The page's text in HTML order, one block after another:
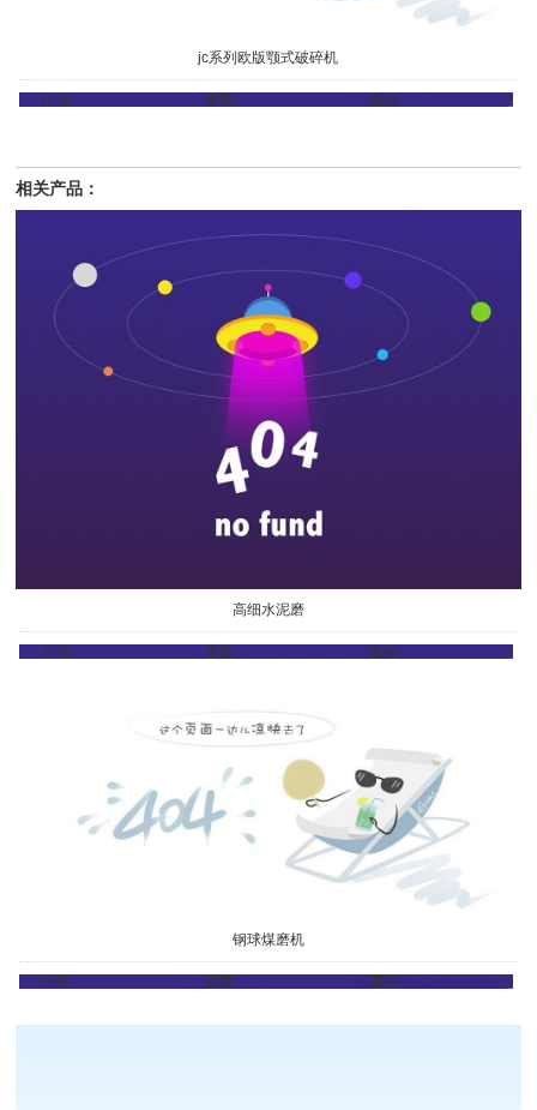
jc系列欧版颚式破碎机
介绍 参数 案例
相关产品：
高细水泥磨
介绍 参数 案例
钢球煤磨机
介绍 参数 案例